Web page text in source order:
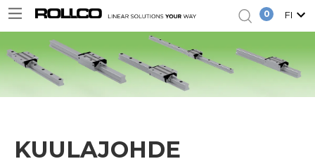
0 FI
KUULAJOHDE